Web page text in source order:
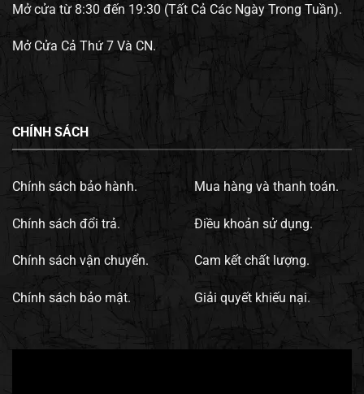
Mở cửa từ 8:30 đến 19:30 (Tất Cả Các Ngày Trong Tuần).
Mở Cửa Cả Thứ 7 Và CN.
CHÍNH SÁCH
Chính sách bảo hành.
Chính sách đổi trả.
Chính sách vận chuyển.
Chính sách bảo mật.
Mua hàng và thanh toán.
Điều khoản sử dụng.
Cam kết chất lượng.
Giải quyết khiếu nại.